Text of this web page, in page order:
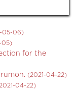
05-06)
05)
for the
(2021-04-22)
04-22)